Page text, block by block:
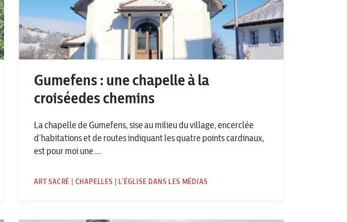
Gumefens : une chapelle à la
croiséedes chemins
La chapelle de Gumefens, sise au milieu du village, encerclée
d’habitations et de routes indiquant les quatre points cardinaux,
est pour moi une ...
ART SACRÉ | CHAPELLES | L'ÉGLISE DANS LES MÉDIAS